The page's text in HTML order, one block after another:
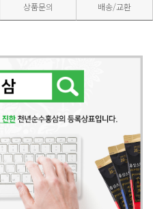
상품문의 배송/교환